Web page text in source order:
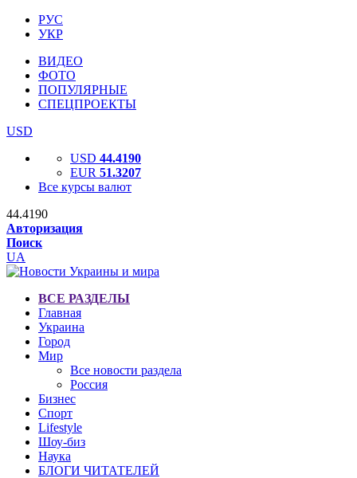
РУС
УКР
ВИДЕО
ФОТО
ПОПУЛЯРНЫЕ
СПЕЦПРОЕКТЫ
USD
USD 44.4190
EUR 51.3207
Все курсы валют
44.4190
Авторизация
Поиск
UA
ВСЕ РАЗДЕЛЫ
Главная
Украина
Город
Мир
Все новости раздела
Россия
Бизнес
Спорт
Lifestyle
Шоу-биз
Наука
БЛОГИ ЧИТАТЕЛЕЙ